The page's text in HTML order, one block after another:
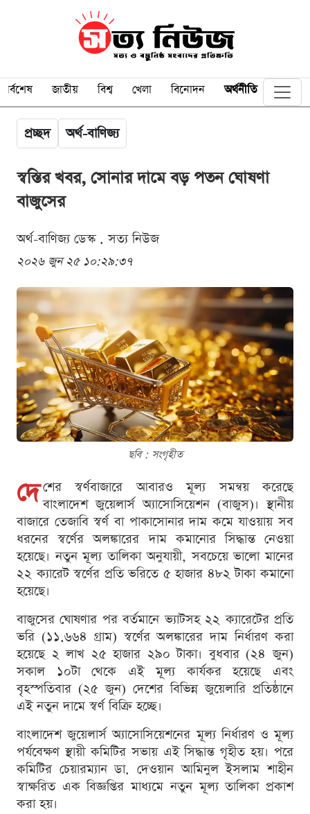
সর্বশেষ জাতীয় বিশ্ব খেলা বিনোদন অর্থনীতি
প্রচ্ছদ অর্থ-বাণিজ্য
স্বস্তির খবর, সোনার দামে বড় পতন ঘোষণা
বাজুসের
অর্থ-বাণিজ্য ডেস্ক . সত্য নিউজ
২০২৬ জুন ২৫ ১০:২৯:৩৭
ছবি : সংগৃহীত
দে শের স্বর্ণবাজারে আবারও মূল্য সমন্বয় করেছে
বাংলাদেশ জুয়েলার্স অ্যাসোসিয়েশন (বাজুস)। স্থানীয়
বাজারে তেজাবি স্বর্ণ বা পাকাসোনার দাম কমে যাওয়ায় সব
ধরনের স্বর্ণের অলঙ্কারের দাম কমানোর সিদ্ধান্ত নেওয়া
হয়েছে। নতুন মূল্য তালিকা অনুযায়ী, সবচেয়ে ভালো মানের
২২ ক্যারেট স্বর্ণের প্রতি ভরিতে ৫ হাজার ৪৮২ টাকা কমানো
হয়েছে।
বাজুসের ঘোষণার পর বর্তমানে ভ্যাটসহ ২২ ক্যারেটের প্রতি
ভরি (১১.৬৬৪ গ্রাম) স্বর্ণের অলঙ্কারের দাম নির্ধারণ করা
হয়েছে ২ লাখ ২৫ হাজার ২৯০ টাকা। বুধবার (২৪ জুন)
সকাল ১০টা থেকে এই মূল্য কার্যকর হয়েছে এবং
বৃহস্পতিবার (২৫ জুন) দেশের বিভিন্ন জুয়েলারি প্রতিষ্ঠানে
এই নতুন দামে স্বর্ণ বিক্রি হচ্ছে।
বাংলাদেশ জুয়েলার্স অ্যাসোসিয়েশনের মূল্য নির্ধারণ ও মূল্য
পর্যবেক্ষণ স্থায়ী কমিটির সভায় এই সিদ্ধান্ত গৃহীত হয়। পরে
কমিটির চেয়ারম্যান ডা. দেওয়ান আমিনুল ইসলাম শাহীন
স্বাক্ষরিত এক বিজ্ঞপ্তির মাধ্যমে নতুন মূল্য তালিকা প্রকাশ
করা হয়।